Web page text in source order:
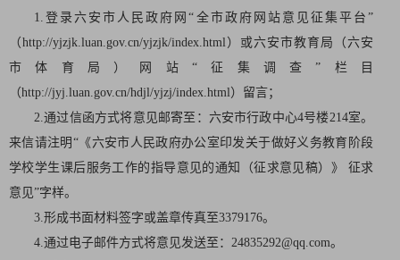
1.登录六安市人民政府网“全市政府网站意见征集平台”
（http://yjzjk.luan.gov.cn/yjzjk/index.html）或六安市教育局（六安
市体育局）网站“征集调查”栏目
（http://jyj.luan.gov.cn/hdjl/yjzj/index.html）留言；
2.通过信函方式将意见邮寄至：六安市行政中心4号楼214室。
来信请注明“《六安市人民政府办公室印发关于做好义务教育阶段
学校学生课后服务工作的指导意见的通知（征求意见稿）》 征求
意见”字样。
3.形成书面材料签字或盖章传真至3379176。
4.通过电子邮件方式将意见发送至：24835292@qq.com。